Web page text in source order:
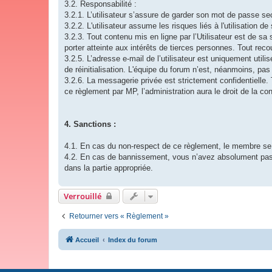
3.2. Responsabilité :
3.2.1. L’utilisateur s’assure de garder son mot de passe
3.2.2. L'utilisateur assume les risques liés à l'utilisation
3.2.3. Tout contenu mis en ligne par l’Utilisateur est de
porter atteinte aux intérêts de tierces personnes. Tout
3.2.5. L’adresse e-mail de l’utilisateur est uniquement
de réinitialisation. L'équipe du forum n’est, néanmoins,
3.2.6. La messagerie privée est strictement
ce règlement par MP, l’administration aura le droit de la
4. Sanctions :
4.1. En cas du non-respect de ce règlement, le membre
4.2. En cas de bannissement, vous n’avez absolument
dans la partie appropriée.
Verrouillé
Retourner vers « Règlement »
Accueil Index du forum